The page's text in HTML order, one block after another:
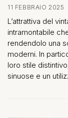
11 FEBBRAIO 2025
L’attrattiva del
intramontabile
rendendolo una
moderni. In
loro stile
sinuose e un